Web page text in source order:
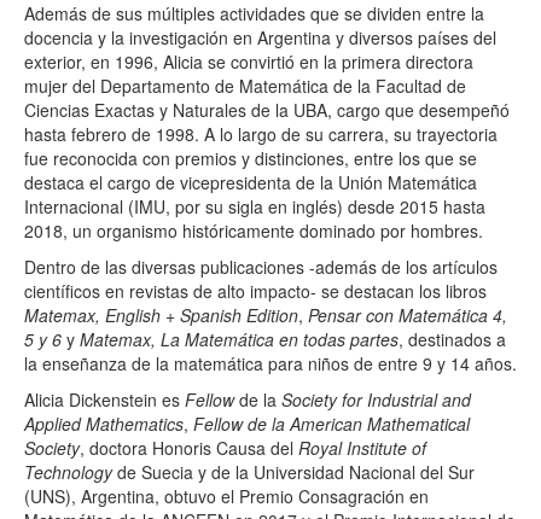
Además de sus múltiples actividades que se dividen entre la
docencia y la investigación en Argentina y diversos países del
exterior, en 1996, Alicia se convirtió en la primera directora
mujer del Departamento de Matemática de la Facultad de
Ciencias Exactas y Naturales de la UBA, cargo que desempeñó
hasta febrero de 1998. A lo largo de su carrera, su trayectoria
fue reconocida con premios y distinciones, entre los que se
destaca el cargo de vicepresidenta de la Unión Matemática
Internacional (IMU, por su sigla en inglés) desde 2015 hasta
2018, un organismo históricamente dominado por hombres.
Dentro de las diversas publicaciones -además de los artículos
científicos en revistas de alto impacto- se destacan los libros
Matemax, English + Spanish Edition, Pensar con Matemática 4,
5 y 6 y Matemax, La Matemática en todas partes, destinados a
la enseñanza de la matemática para niños de entre 9 y 14 años.
Alicia Dickenstein es Fellowde la Society for Industrial and
Applied Mathematics, Fellow de la American Mathematical
Society, doctora Honoris Causa del Royal Institute of
Technologyde Suecia y de la Universidad Nacional del Sur
(UNS), Argentina, obtuvo el Premio Consagración en